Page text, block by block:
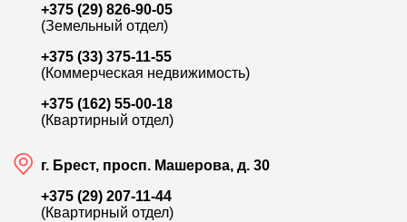
+375 (29) 826-90-05
(Земельный отдел)
+375 (33) 375-11-55
(Коммерческая недвижимость)
+375 (162) 55-00-18
(Квартирный отдел)
г. Брест, просп. Машерова, д. 30
+375 (29) 207-11-44
(Квартирный отдел)